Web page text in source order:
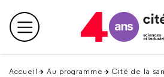
en
haut Menu principal
Accueil Au programme
Cité de la